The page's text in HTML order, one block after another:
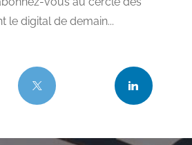
le digital de demain...